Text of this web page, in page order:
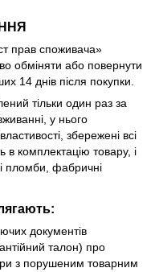
прав споживача»
обміняти або повернути
14 днів після покупки.
тільки один раз за
у нього
збережені всі
в комплектацію товару, і
пломби, фабричні
документів
талон) про
з порушеним товарним